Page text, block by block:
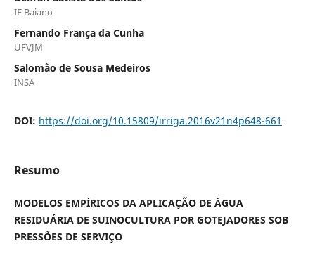
IF Baiano
Fernando França da Cunha
UFVJM
Salomão de Sousa Medeiros
INSA
DOI: https://doi.org/10.15809/irriga.2016v21n4p648-661
Resumo
MODELOS EMPÍRICOS DA APLICAÇÃO DE ÁGUA
RESIDUÁRIA DE SUINOCULTURA POR GOTEJADORES SOB
PRESSÕES DE SERVIÇO